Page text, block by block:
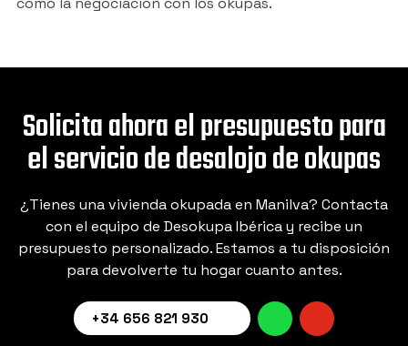
Solicita ahora el presupuesto para
el servicio de desalojo de okupas
¿Tienes una vivienda okupada en Manilva? Contacta
con el equipo de Desokupa Ibérica y recibe un
presupuesto personalizado. Estamos a tu disposición
para devolverte tu hogar cuanto antes.
+34 656 821 930